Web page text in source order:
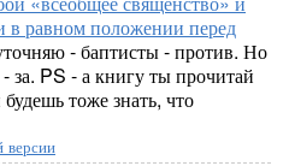
в равном положении перед
- баптисты - против. Но
за. PS - а книгу ты прочитай
тоже знать, что
версии